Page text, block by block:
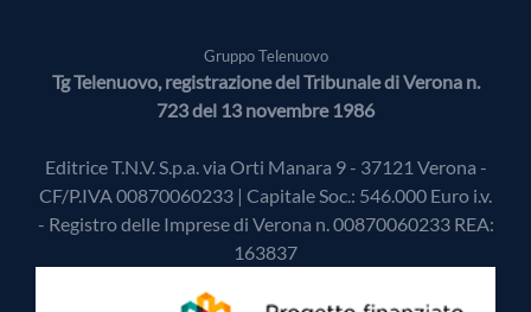
Gruppo Telenuovo
Tg Telenuovo, registrazione del Tribunale di Verona n.
723 del 13 novembre 1986
Editrice T.N.V. S.p.a. via Orti Manara 9 - 37121 Verona -
CF/P.IVA 00870060233 | Capitale Soc.: 546.000 Euro i.v.
- Registro delle Imprese di Verona n. 00870060233 REA:
163837